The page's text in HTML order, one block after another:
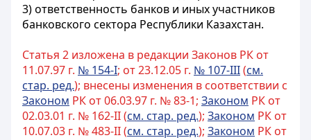
3) ответственность банков и иных участников
банковского сектора Республики Казахстан.
Статья 2 изложена в редакции Законов РК от
11.07.97 г. № 154-I; от 23.12.05 г. № 107-III(см.
стар. ред.); внесены изменения в соответствии с
Законом РК от 06.03.97 г. № 83-1; Законом РК от
02.03.01 г. № 162-II (см. стар. ред.); Законом РК от
10.07.03 г. № 483-II (см. стар. ред.); Законом РК от